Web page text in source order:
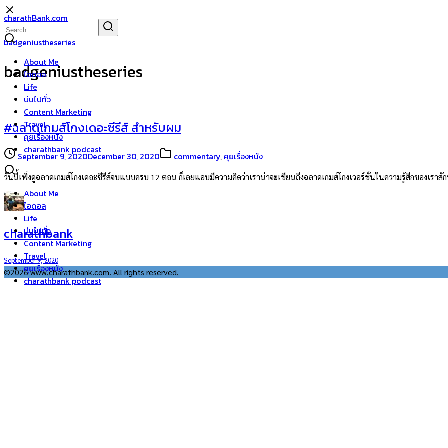
Skip
to
content
charathBank.com
About Me
ไอดอล
Life
บ่นไปทั่ว
Content Marketing
Travel
คุยเรื่องหนัง
charathbank podcast
About Me
ไอดอล
Life
บ่นไปทั่ว
Content Marketing
Travel
คุยเรื่องหนัง
charathbank podcast
Search
for:
badgeniustheseries
badgeniustheseries
#ฉลาดเกมส์โกงเดอะซีรีส์ สำหรับผม
September 9, 2020December 30, 2020 commentary, คุยเรื่องหนัง
วันนี้เพิ่งดูฉลาดเกมส์โกงเดอะซีรีส์จบแบบครบ 12 ตอน ก็เลยแอบมีความคิดว่าเราน่าจะเขียนถึงฉลาดเกมส์โกงเวอร์ชั่นในความรู้สึกของเราสั
charathbank
September 9, 2020
©2026 www.charathbank.com. All rights reserved.